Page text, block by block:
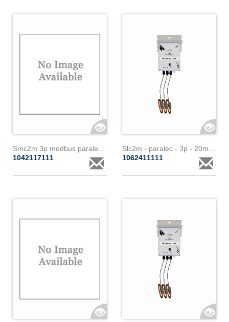
1042117111
1062411111